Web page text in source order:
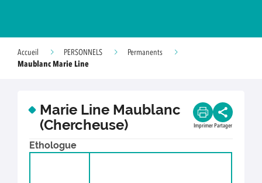
Accueil PERSONNELS
Permanents
Maublanc Marie Line
Marie Line Maublanc
(Chercheuse)
Imprimer Partager
Ethologue